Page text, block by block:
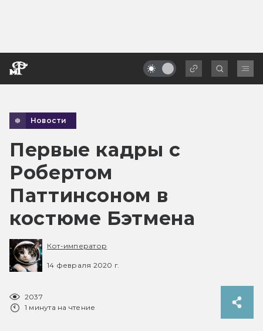
Новости
Первые кадры с
Робертом
Паттинсоном в
костюме Бэтмена
Кот-император
14 февраля 2020 г.
2037
1 минута на чтение